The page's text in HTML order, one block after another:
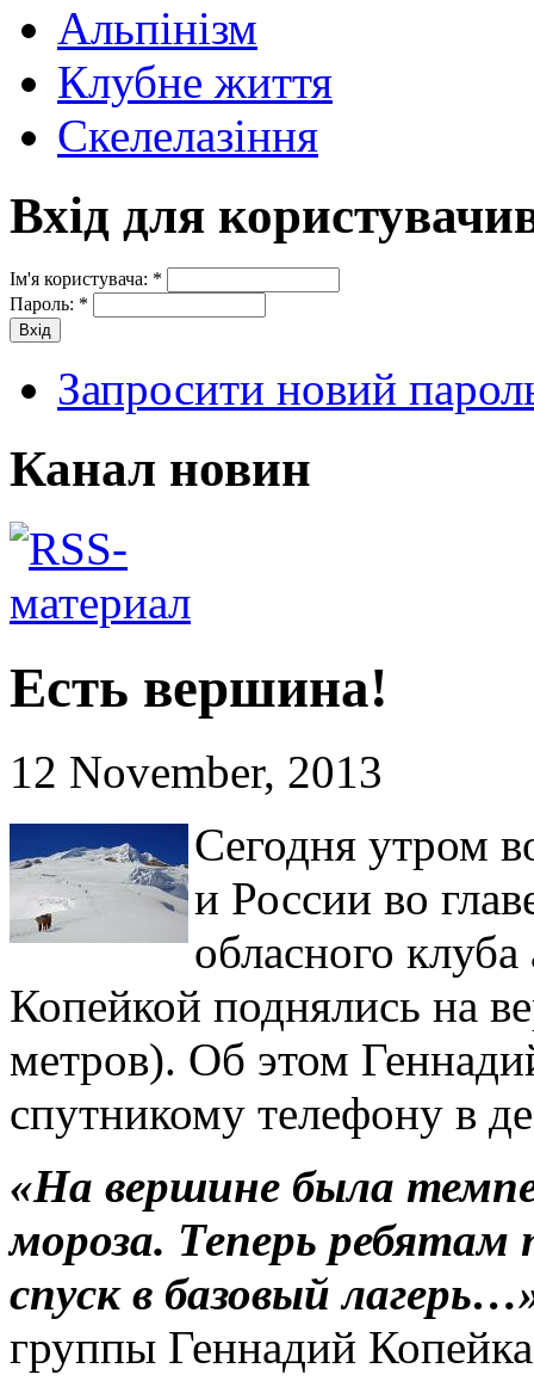
Альпінізм
Клубне життя
Скелелазіння
Вхід для
Ім'я користувача: *
Пароль: *
Запросити новий
Канал новин
Есть вершина!
12 November, 2013
Сегодня утром
и России во
обласного
Копейкой поднялись на
метров). Об этом
спутникому телефону в
«На вершине была
мороза. Теперь
спуск в базовый
группы Геннадий